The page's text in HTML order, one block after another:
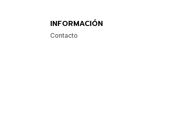
INFORMACIÓN
Contacto